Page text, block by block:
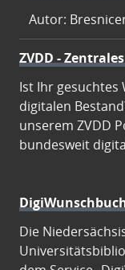
Autor:
ZVDD -
Ist Ihr gesuchtes
digitalen
unserem ZVDD
bundesweit
Die